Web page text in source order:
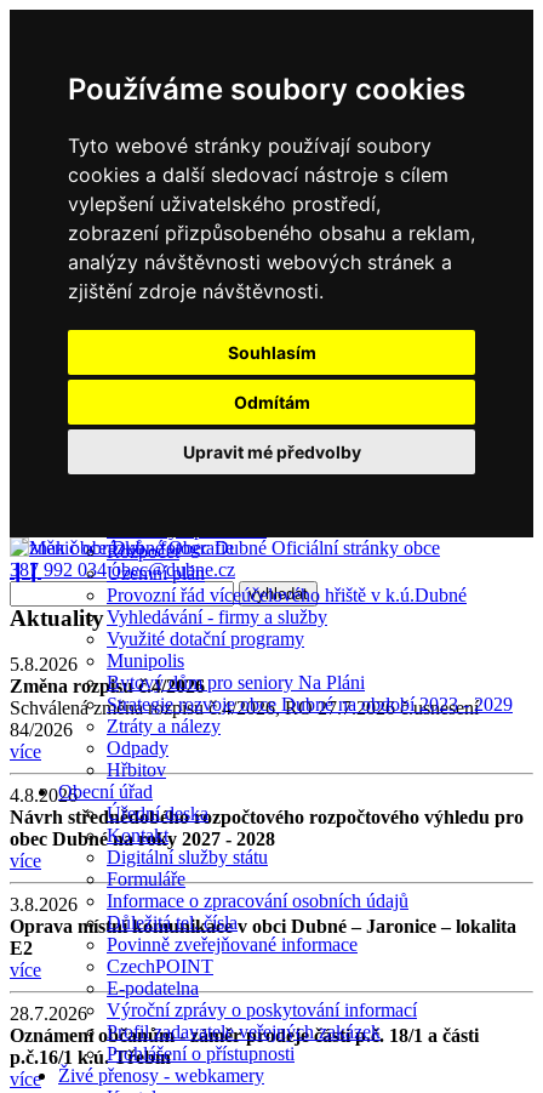
Používáme soubory cookies
Tyto webové stránky používají soubory
cookies a další sledovací nástroje s cílem
vylepšení uživatelského prostředí,
zobrazení přizpůsobeného obsahu a reklam,
analýzy návštěvnosti webových stránek a
zjištění zdroje návštěvnosti.
Souhlasím
Odmítám
Upravit mé předvolby
Obec Dubné Oficiální stránky obce
387 992 034 obec@dubne.cz
Domů
Kontakty
Úřední deska
Vyhlášky
Složení zastupitelstva
Rozpočet
Územní plán
Provozní řád víceúčelového hřiště v k.ú.Dubné
Vyhledávání - firmy a služby
Využité dotační programy
Munipolis
Bytový dům pro seniory Na Pláni
Strategie rozvoje obce Dubné na období 2023 - 2029
Ztráty a nálezy
Odpady
Hřbitov
Obecní úřad
Úřední deska
Kontakt
Digitální služby státu
Formuláře
Informace o zpracování osobních údajů
Důležitá tel. čísla
Povinně zveřejňované informace
CzechPOINT
E-podatelna
Výroční zprávy o poskytování informací
Profil zadavatele veřejných zakázek
Prohlášení o přístupnosti
Živé přenosy - webkamery
❙❙
Aktuality
5.8.2026
Změna rozpisu č.4/2026
Schválená změna rozpisu č.4/2026, RO 27.7.2026 č.usnesení
84/2026
více
4.8.2026
Návrh střednědobého rozpočtového rozpočtového výhledu pro
obec Dubné na roky 2027 - 2028
více
3.8.2026
Oprava místní komunikace v obci Dubné – Jaronice – lokalita
E2
více
28.7.2026
Oznámení občanům - záměr prodeje části p.č. 18/1 a části
p.č.16/1 k.ú. Třebín
více